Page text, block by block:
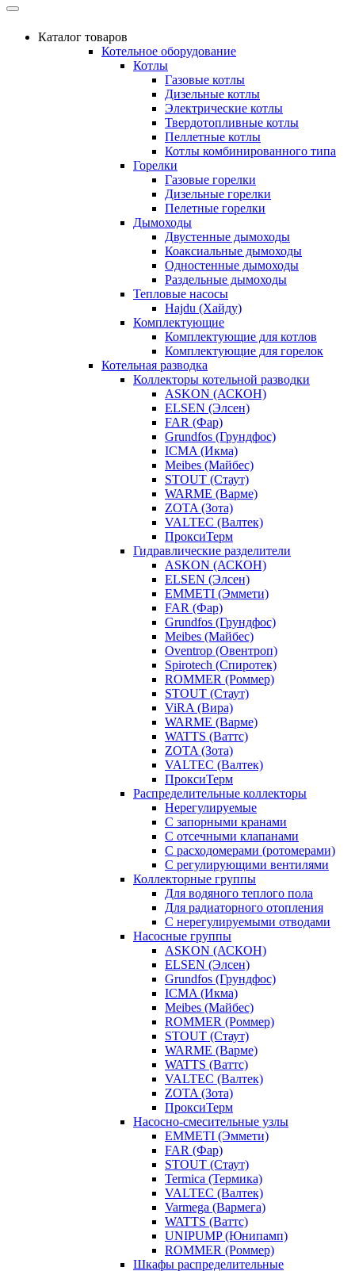
Каталог товаров
Котельное оборудование
Котлы
Газовые котлы
Дизельные котлы
Электрические котлы
Твердотопливные котлы
Пеллетные котлы
Котлы комбинированного типа
Горелки
Газовые горелки
Дизельные горелки
Пелетные горелки
Дымоходы
Двустенные дымоходы
Коаксиальные дымоходы
Одностенные дымоходы
Раздельные дымоходы
Тепловые насосы
Hajdu (Хайду)
Комплектующие
Комплектующие для котлов
Комплектующие для горелок
Котельная разводка
Коллекторы котельной разводки
ASKON (АСКОН)
ELSEN (Элсен)
FAR (Фар)
Grundfos (Грундфос)
ICMA (Икма)
Meibes (Майбес)
STOUT (Стаут)
WARME (Варме)
ZOTA (Зота)
VALTEC (Валтек)
ПроксиТерм
Гидравлические разделители
ASKON (АСКОН)
ELSEN (Элсен)
EMMETI (Эммети)
FAR (Фар)
Grundfos (Грундфос)
Meibes (Майбес)
Oventrop (Овентроп)
Spirotech (Спиротек)
ROMMER (Роммер)
STOUT (Стаут)
ViRA (Вира)
WARME (Варме)
WATTS (Ваттс)
ZOTA (Зота)
VALTEC (Валтек)
ПроксиТерм
Распределительные коллекторы
Нерегулируемые
С запорными кранами
С отсечными клапанами
С расходомерами (ротомерами)
С регулирующими вентилями
Коллекторные группы
Для водяного теплого пола
Для радиаторного отопления
С нерегулируемыми отводами
Насосные группы
ASKON (АСКОН)
ELSEN (Элсен)
Grundfos (Грундфос)
ICMA (Икма)
Meibes (Майбес)
ROMMER (Роммер)
STOUT (Стаут)
WARME (Варме)
WATTS (Ваттс)
VALTEC (Валтек)
ZOTA (Зота)
ПроксиТерм
Насосно-смесительные узлы
EMMETI (Эммети)
FAR (Фар)
STOUT (Стаут)
Termica (Термика)
VALTEC (Валтек)
Varmega (Вармега)
WATTS (Ваттс)
UNIPUMP (Юнипамп)
ROMMER (Роммер)
Шкафы распределительные